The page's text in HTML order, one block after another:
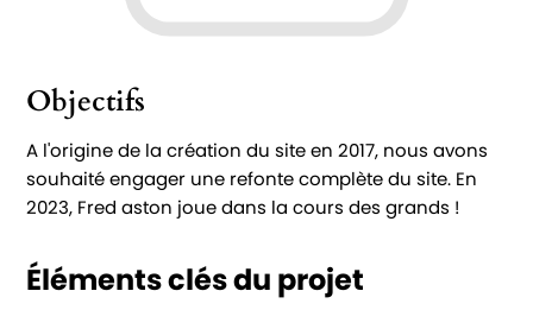
Objectifs
A l'origine de la création du site en 2017, nous avons
souhaité engager une refonte complète du site. En
2023, Fred aston joue dans la cours des grands !
Éléments clés du projet